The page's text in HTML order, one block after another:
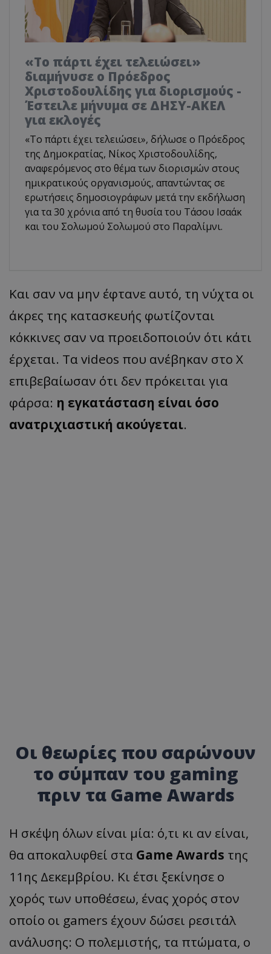
«Το πάρτι έχει τελειώσει»
διαμήνυσε ο Πρόεδρος
Χριστοδουλίδης για διορισμούς -
Έστειλε μήνυμα σε ΔΗΣΥ-ΑΚΕΛ
για εκλογές
«Το πάρτι έχει τελειώσει», δήλωσε ο Πρόεδρος
της Δημοκρατίας, Νίκος Χριστοδουλίδης,
αναφερόμενος στο θέμα των διορισμών στους
ημικρατικούς οργανισμούς, απαντώντας σε
ερωτήσεις δημοσιογράφων μετά την εκδήλωση
για τα 30 χρόνια από τη θυσία του Τάσου Ισαάκ
και του Σολωμού Σολωμού στο Παραλίμνι.
Και σαν να μην έφτανε αυτό, τη νύχτα οι
άκρες της κατασκευής φωτίζονται
κόκκινες σαν να προειδοποιούν ότι κάτι
έρχεται. Τα videos που ανέβηκαν στο X
επιβεβαίωσαν ότι δεν πρόκειται για
φάρσα: η εγκατάσταση είναι όσο
ανατριχιαστική ακούγεται.
Οι θεωρίες που σαρώνουν
το σύμπαν του gaming
πριν τα Game Awards
Η σκέψη όλων είναι μία: ό,τι κι αν είναι,
θα αποκαλυφθεί στα Game Awards της
11ης Δεκεμβρίου. Κι έτσι ξεκίνησε ο
χορός των υποθέσεω, ένας χορός στον
οποίο οι gamers έχουν δώσει ρεσιτάλ
ανάλυσης: Ο πολεμιστής, τα πτώματα, ο